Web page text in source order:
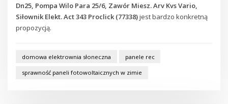
Dn25, Pompa Wilo Para 25/6, Zawór Miesz. Arv Kvs Vario,
Siłownik Elekt. Act 343 Proclick (77338)jest bardzo konkretną
propozycją.
domowa elektrownia słoneczna panele rec
sprawność paneli fotowoltaicznych w zimie